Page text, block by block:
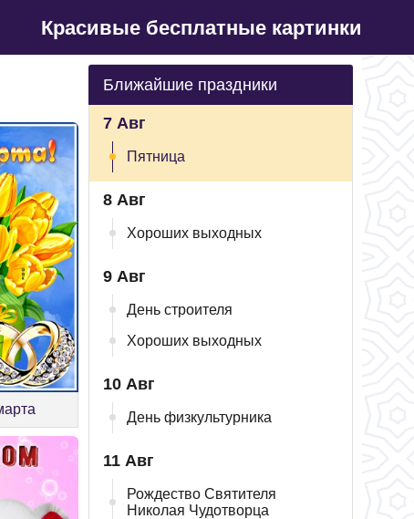
Красивые бесплатные картинки
Ближайшие праздники
7 Авг
Пятница
8 Авг
Хороших выходных
9 Авг
День строителя
Хороших выходных
10 Авг
День физкультурника
11 Авг
Рождество Святителя
Николая Чудотворца